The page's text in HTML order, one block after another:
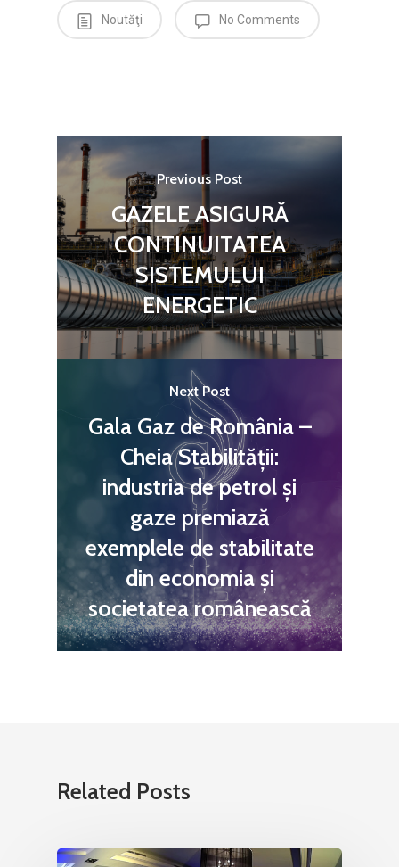
Noutăţi No Comments
Previous Post
GAZELE ASIGURĂ
CONTINUITATEA
SISTEMULUI
ENERGETIC
Next Post
Gala Gaz de România –
Cheia Stabilității:
industria de petrol și
gaze premiază
exemplele de stabilitate
din economia și
societatea românească
Related Posts